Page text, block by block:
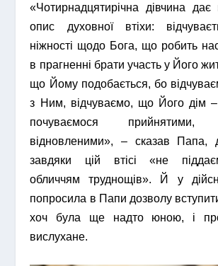
«Чотирнадцятирічна дівчина
опис духовної втіхи:
ніжності щодо Бога, що робить
в прагненні брати участь у Його
що Йому подобається, бо
з Ним, відчуваємо, що Його дім
почуваємося прийнятими,
відновленими», – сказав Папа,
завдяки цій втісі «не
обличчям труднощів». Й у
попросила в Папи дозволу
хоч була ще надто юною, і
вислухане.